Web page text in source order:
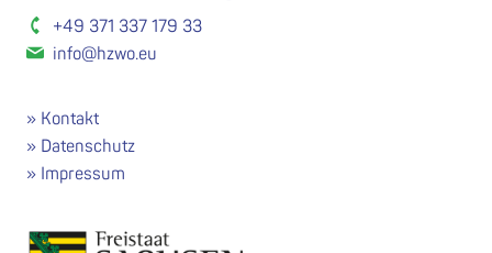
+49 371 337 179 33
info@hzwo.eu
Kontakt
Datenschutz
Impressum